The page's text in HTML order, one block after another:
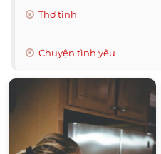
Thơ tình
Chuyện tình yêu